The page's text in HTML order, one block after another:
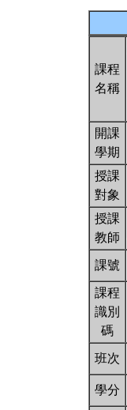
課程
名稱
開課
學期
授課
對象
授課
教師
課號
課程
識別
碼
班次
學分